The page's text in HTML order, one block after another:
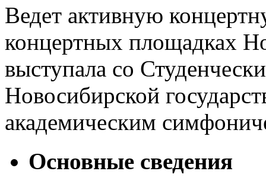
Ведет активную
концертных площадках
выступала со
Новосибирской
академическим
Основные сведения